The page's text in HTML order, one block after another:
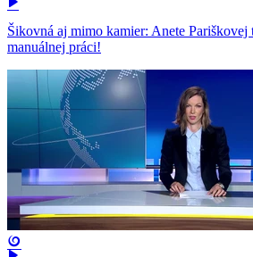
Šikovná aj mimo kamier: Anete
manuálnej práci!